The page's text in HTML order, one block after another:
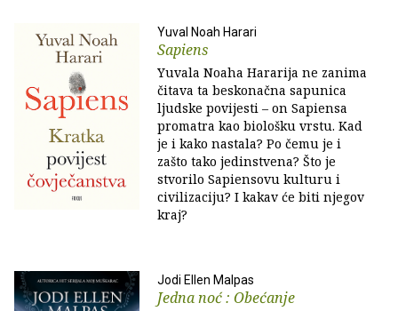
Yuval Noah Harari
Sapiens
Yuvala Noaha Hararija ne zanima
čitava ta beskonačna sapunica
ljudske povijesti – on Sapiensa
promatra kao biološku vrstu. Kad
je i kako nastala? Po čemu je i
zašto tako jedinstvena? Što je
stvorilo Sapiensovu kulturu i
civilizaciju? I kakav će biti njegov
kraj?
Jodi Ellen Malpas
Jedna noć : Obećanje